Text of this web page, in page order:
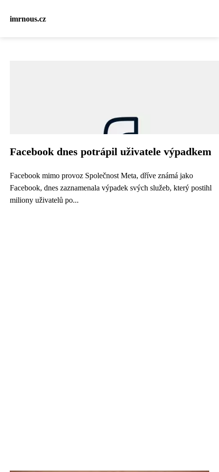
imrnous.cz
Facebook dnes potrápil uživatele výpadkem
Facebook mimo provoz Společnost Meta, dříve známá jako
Facebook, dnes zaznamenala výpadek svých služeb, který postihl
miliony uživatelů po...